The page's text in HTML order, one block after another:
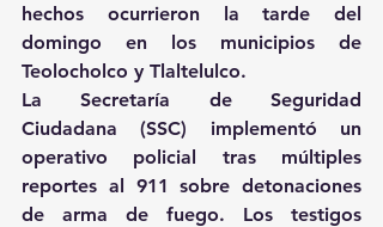
hechos ocurrieron la tarde del
domingo en los municipios de
Teolocholco y Tlaltelulco.
La Secretaría de Seguridad
Ciudadana (SSC) implementó un
operativo policial tras múltiples
reportes al 911 sobre detonaciones
de arma de fuego. Los testigos